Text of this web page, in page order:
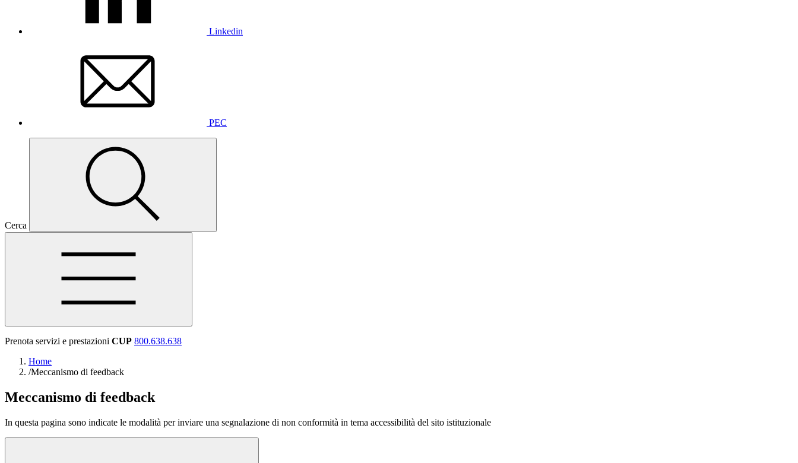
Linkedin
PEC
Cerca
Prenota servizi e prestazioni CUP 800.638.638
Home
/Meccanismo di feedback
Meccanismo di feedback
In questa pagina sono indicate le modalità per inviare una segnalazione di non conformità in tema accessibilità del sito istituzionale